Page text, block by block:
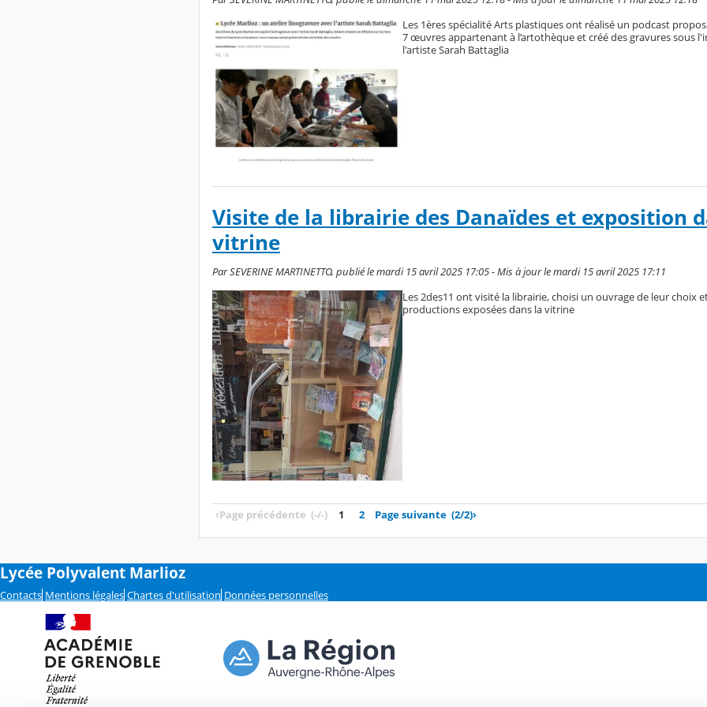
Les 1ères spécialité Arts plastiques ont réalisé un podcast
7 œuvres appartenant à l’artothèque et créé des gravures sous
l'artiste Sarah Battaglia
Visite de la librairie des Danaïdes et exposition
vitrine
Par SEVERINE MARTINETTO, publié le mardi 15 avril 2025 17:05 - Mis à jour le mardi 15 avril 2025 17:11
Les 2des11 ont visité la librairie, choisi un ouvrage de leur choix
productions exposées dans la vitrine
‹Page précédente (-/-) 1 2 Page suivante (2/2)›
Lycée Polyvalent Marlioz
Contacts Mentions légales Chartes d'utilisation Données personnelles